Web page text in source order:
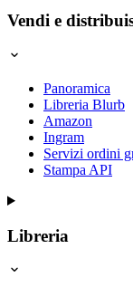
Vendi e
Panoramica
Libreria Blurb
Amazon
Ingram
Servizi ordini
Stampa API
Libreria